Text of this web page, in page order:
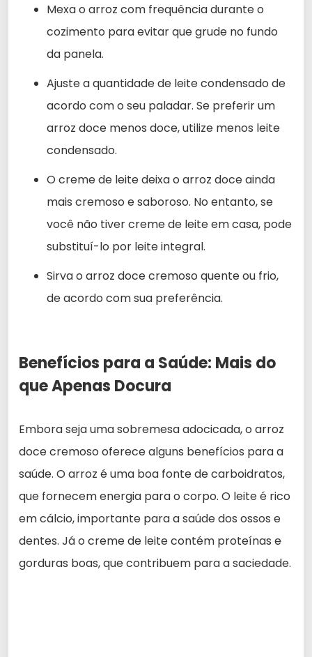
Mexa o arroz com frequência durante o
cozimento para evitar que grude no fundo
da panela.
Ajuste a quantidade de leite condensado de
acordo com o seu paladar. Se preferir um
arroz doce menos doce, utilize menos leite
condensado.
O creme de leite deixa o arroz doce ainda
mais cremoso e saboroso. No entanto, se
você não tiver creme de leite em casa, pode
substituí-lo por leite integral.
Sirva o arroz doce cremoso quente ou frio,
de acordo com sua preferência.
Benefícios para a Saúde: Mais do
que Apenas Docura
Embora seja uma sobremesa adocicada, o arroz
doce cremoso oferece alguns benefícios para a
saúde. O arroz é uma boa fonte de carboidratos,
que fornecem energia para o corpo. O leite é rico
em cálcio, importante para a saúde dos ossos e
dentes. Já o creme de leite contém proteínas e
gorduras boas, que contribuem para a saciedade.